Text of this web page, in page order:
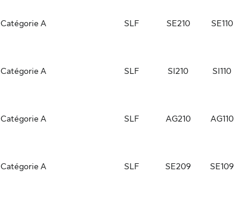
Catégorie A SLF SE210 SE110
Catégorie A SLF SI210 SI110
Catégorie A SLF AG210 AG110
Catégorie A SLF SE209 SE109